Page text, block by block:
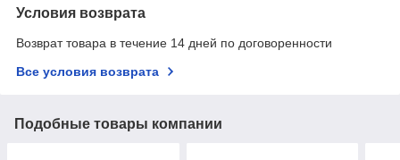
Условия возврата
Возврат товара в течение 14 дней по договоренности
Все условия возврата
Подобные товары компании